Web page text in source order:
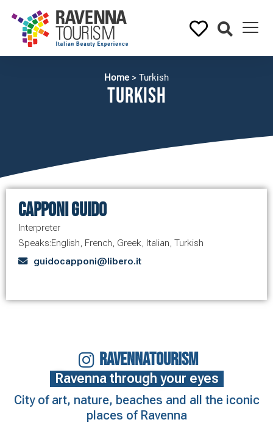
Home > Turkish
Turkish
Capponi Guido
Interpreter
Speaks:English, French, Greek, Italian, Turkish
guidocapponi@libero.it
RAVENNATOURISM
Ravenna through your eyes
City of art, nature, beaches and all the iconic
places of Ravenna